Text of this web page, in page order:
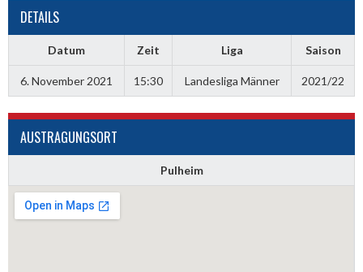
DETAILS
Datum Zeit Liga Saison
6. November 2021 15:30 Landesliga Männer 2021/22
AUSTRAGUNGSORT
Pulheim